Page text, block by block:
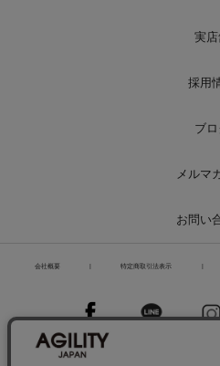
実店
採用
ブ
メルマ
お問い
会社概要 特定商取引法表示